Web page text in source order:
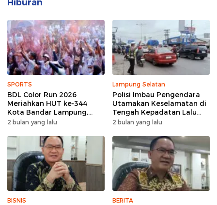
Hiburan
SPORTS
BDL Color Run 2026
Meriahkan HUT ke-344
Kota Bandar Lampung,
Wujud Semangat Sehat
2 bulan yang lalu
Lampung Selatan
Polisi Imbau Pengendara
Utamakan Keselamatan di
Tengah Kepadatan Lalu
Lintas Pagi Hari
2 bulan yang lalu
BISNIS BERITA